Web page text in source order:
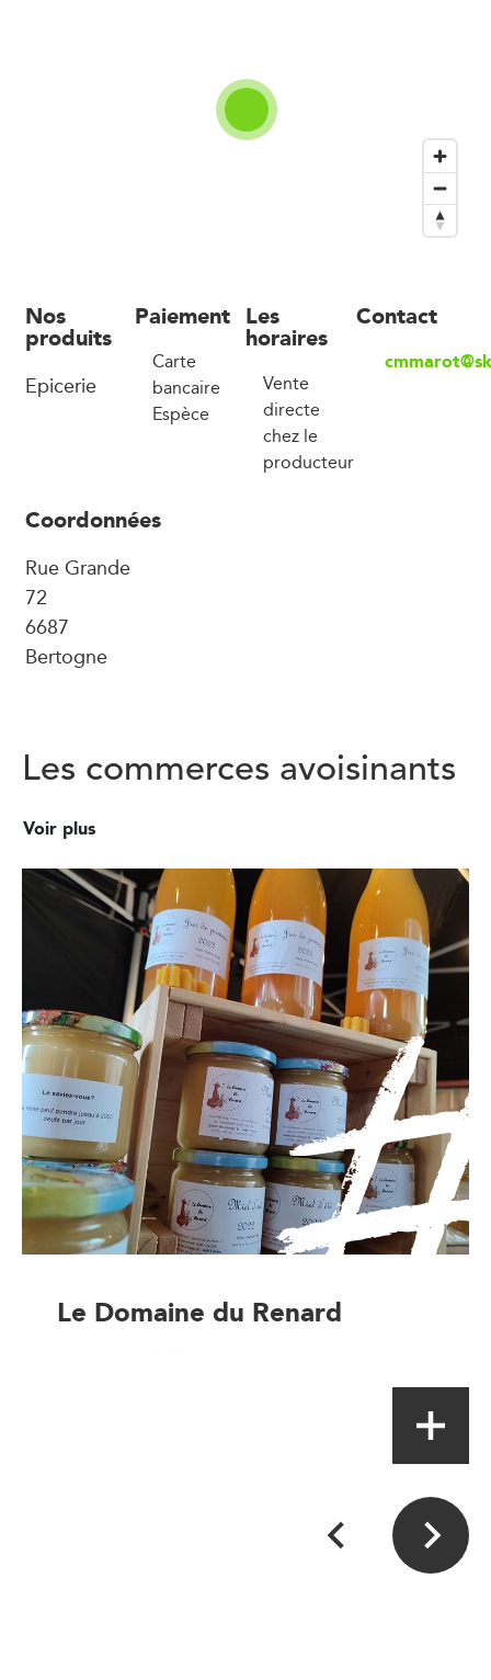
Nos
produits
Epicerie
Paiement
Carte
bancaire
Espèce
Les
horaires
Vente
directe
chez le
producteur
Contact
Coordonnées
Rue Grande
72
6687
Bertogne
Les commerces avoisinants
Voir plus
Le Domaine du Renard